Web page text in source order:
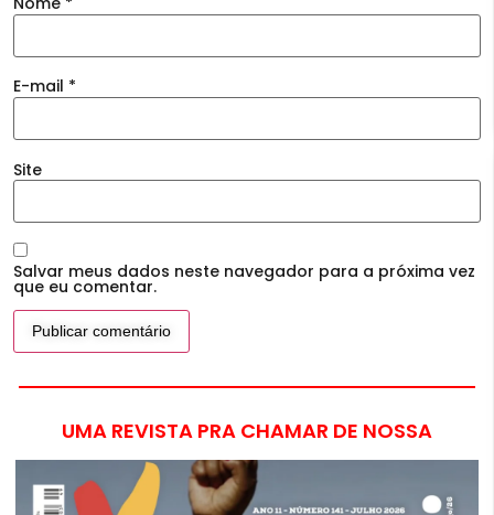
E-mail *
Site
Salvar meus dados neste navegador para a próxima vez
que eu comentar.
UMA REVISTA PRA CHAMAR DE NOSSA